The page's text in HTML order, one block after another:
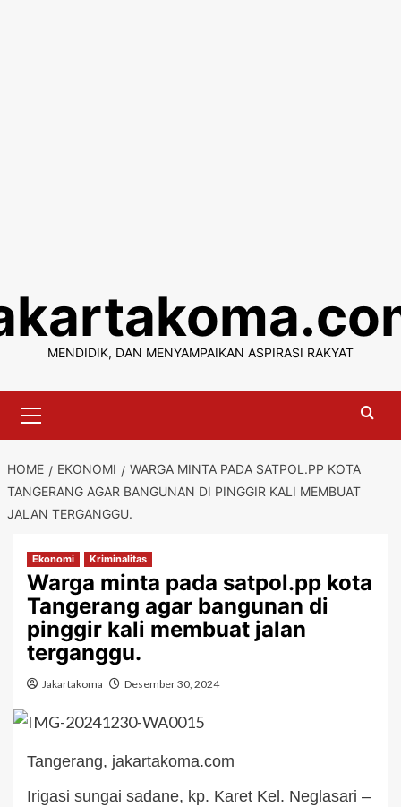
content
MENDIDIK, DAN MENYAMPAIKAN ASPIRASI RAKYAT
Menu
HOME EKONOMI
WARGA MINTA PADA SATPOL.PP KOTA
TANGERANG AGAR BANGUNAN DI PINGGIR KALI MEMBUAT
JALAN TERGANGGU.
Ekonomi Kriminalitas
Warga minta pada satpol.pp kota
Tangerang agar bangunan di
pinggir kali membuat jalan
terganggu.
Jakartakoma Desember 30, 2024
Tangerang, jakartakoma.com
Irigasi sungai sadane, kp. Karet Kel. Neglasari –